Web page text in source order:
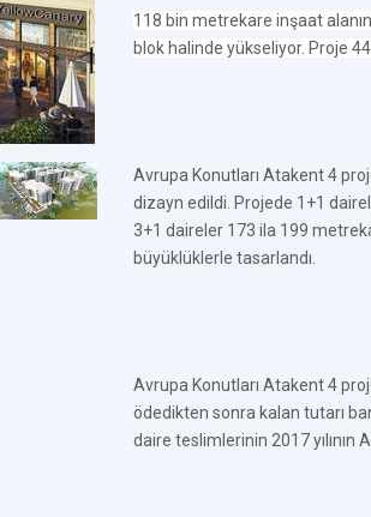
118 bin metrekare inşaat
blok halinde yükseliyor. Proje
Avrupa Konutları Atakent 4
dizayn edildi. Projede 1+1
3+1 daireler 173 ila 199
büyüklüklerle tasarlandı.
Avrupa Konutları Atakent 4
ödedikten sonra kalan tutarı
daire teslimlerinin 2017 yılının